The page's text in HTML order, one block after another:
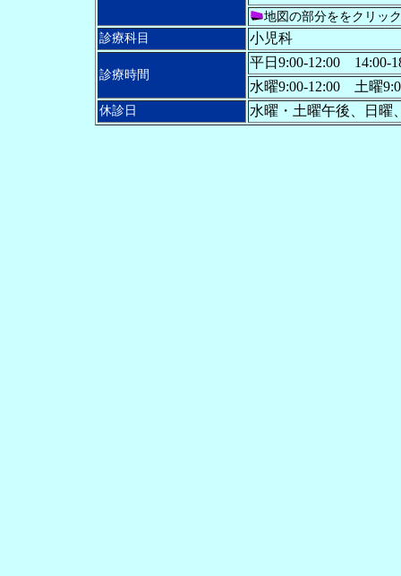
地図の部分ををクリッ
診療科目
小児科
診療時間
平日 9:00-12:00 14:00-
水曜9:00-12:00 土曜
休診日 水曜・土曜午後、日曜